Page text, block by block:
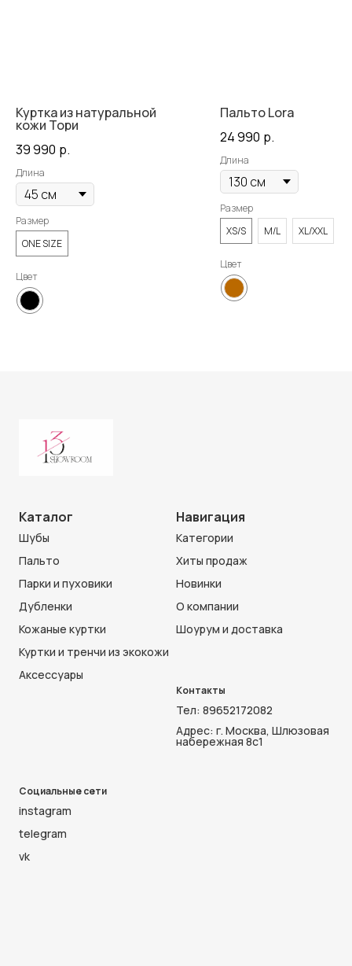
Куртка из натуральной
кожи Тори
39 990 р.
Длина
Размер
ONE SIZE
Цвет
Пальто Lora
24 990 р.
Длина
Размер
XS/S
M/L XL/XXL
Цвет
Каталог
Шубы
Пальто
Парки и пуховики
Дубленки
Кожаные куртки
Куртки и тренчи из экокожи
Аксессуары
Навигация
Категории
Хиты продаж
Новинки
О компании
Шоурум и доставка
Контакты
Тел: 89652172082
Адрес: г. Москва, Шлюзовая
набережная 8с1
Социальные сети
instagram
telegram
vk